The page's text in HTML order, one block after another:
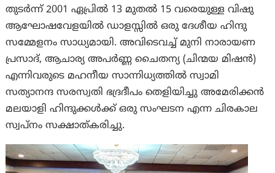
തുടര്‍ന്ന് 2001 ഏപ്രിൽ 13 മുതൽ 15 വരെയുള്ള വിഷു
ആഘോഷവേളയിൽ ഡാളസ്സിൽ ഒരു ദേശീയ ഹിന്ദു
സമ്മേളനം സാധ്യമായി. അവിടെവച്ച് മുനി നാരായണ
പ്രസാദ്, ആചാര്യ അപർണ്ണ ചൈതന്യ (ചിന്മയ മിഷൻ)
എന്നിവരുടെ മഹനീയ സാന്നിധ്യത്തിൽ സ്വാമി
സത്യാനന്ദ സരസ്വതി ഭദ്രദീപം തെളിയിച്ചു അമേരിക്കൻ
മലയാളി ഹിന്ദുക്കൾക്ക് ഒരു സംഘടന എന്ന ചിരകാല
സ്വപ്നം സക്ഷാത്കരിച്ചു.